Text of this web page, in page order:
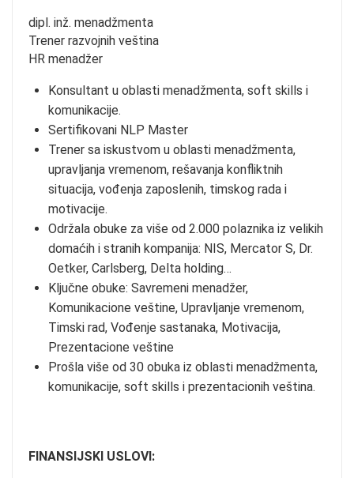
dipl. inž. menadžmenta
Trener razvojnih veština
HR menadžer
Konsultant u oblasti menadžmenta, soft skills i
komunikacije.
Sertifikovani NLP Master
Trener sa iskustvom u oblasti menadžmenta,
upravljanja vremenom, rešavanja konfliktnih
situacija, vođenja zaposlenih, timskog rada i
motivacije.
Održala obuke za više od 2.000 polaznika iz velikih
domaćih i stranih kompanija: NIS, Mercator S, Dr.
Oetker, Carlsberg, Delta holding…
Ključne obuke: Savremeni menadžer,
Komunikacione veštine, Upravljanje vremenom,
Timski rad, Vođenje sastanaka, Motivacija,
Prezentacione veštine
Prošla više od 30 obuka iz oblasti menadžmenta,
komunikacije, soft skills i prezentacionih veština.
FINANSIJSKI USLOVI: